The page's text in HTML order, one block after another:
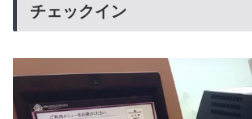
チェックイン